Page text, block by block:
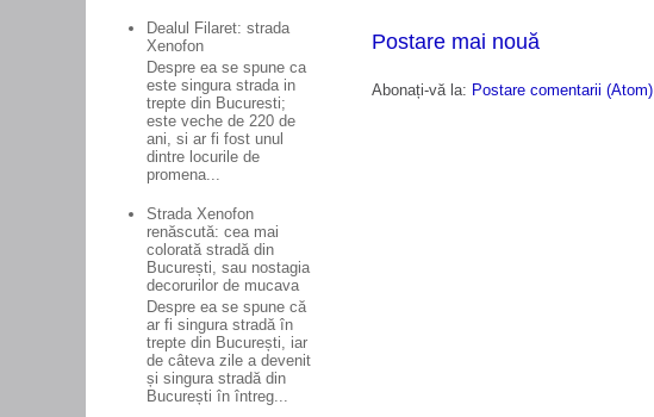
Postare mai nouă
Abonați-vă la: Postare comentarii (Atom)
Dealul Filaret: strada
Xenofon
Despre ea se spune ca
este singura strada in
trepte din Bucuresti;
este veche de 220 de
ani, si ar fi fost unul
dintre locurile de
promena...
Strada Xenofon
renăscută: cea mai
colorată stradă din
București, sau nostagia
decorurilor de mucava
Despre ea se spune că
ar fi singura stradă în
trepte din București, iar
de câteva zile a devenit
și singura stradă din
București în întreg...